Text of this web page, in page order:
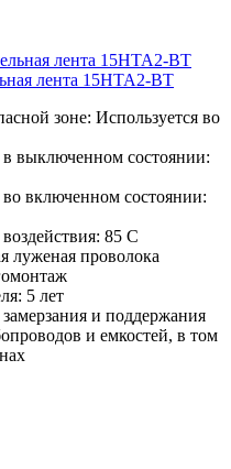
лента 15НТА2-ВТ
зоне: Используется во
выключенном состоянии:
включенном состоянии:
85 С
луженая проволока
5 лет
и поддержания
и емкостей, в том